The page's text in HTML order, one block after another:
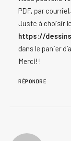
PDF, par
Juste à choisir
https://
dans le panier
Merci!!
RÉPONDRE